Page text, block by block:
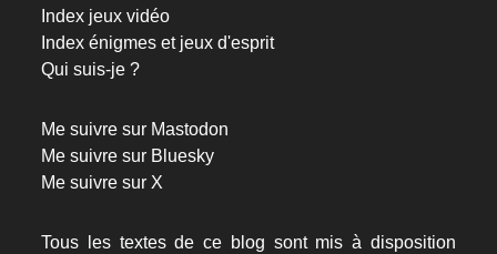
Index jeux vidéo
Index énigmes et jeux d'esprit
Qui suis-je ?
Me suivre sur Mastodon
Me suivre sur Bluesky
Me suivre sur X
Tous les textes de ce blog sont mis à disposition